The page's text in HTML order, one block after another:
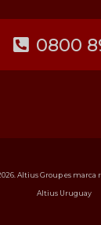
0800
Altius Group es marca
Altius Uruguay